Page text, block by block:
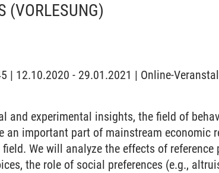
(VORLESUNG)
| 12.10.2020 - 29.01.2021 | Online-
and experimental insights, the field of
an important part of mainstream economic
We will analyze the effects of reference
the role of social preferences (e.g.,